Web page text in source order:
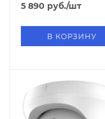
5 890 руб./шт
В КОРЗИНУ